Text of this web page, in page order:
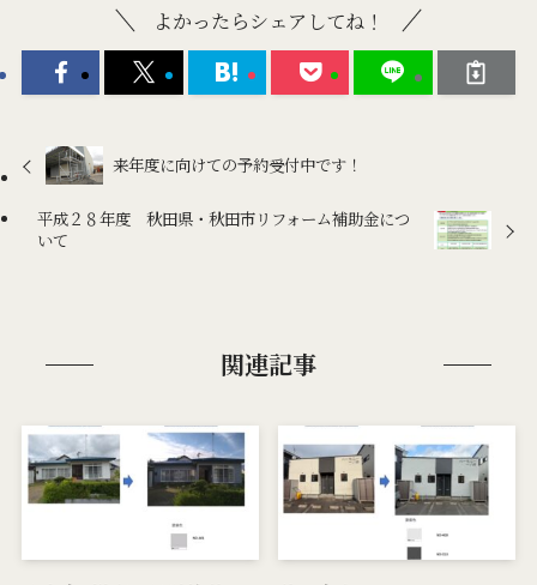
よかったらシェアしてね！
来年度に向けての予約受付中です！
平成２８年度 秋田県・秋田市リフォーム補助金につ
いて
関連記事